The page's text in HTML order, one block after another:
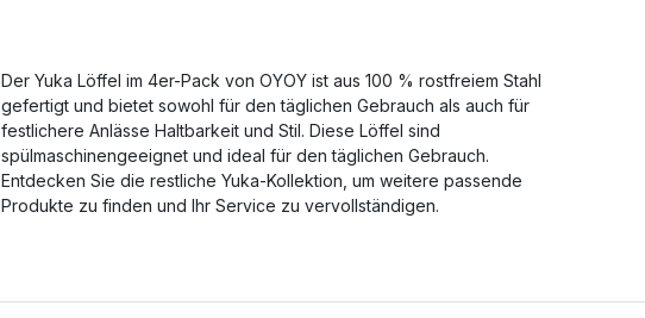
Der Yuka Löffel im 4er-Pack von OYOY ist aus 100 % rostfreiem Stahl
gefertigt und bietet sowohl für den täglichen Gebrauch als auch für
festlichere Anlässe Haltbarkeit und Stil. Diese Löffel sind
spülmaschinengeeignet und ideal für den täglichen Gebrauch.
Entdecken Sie die restliche Yuka-Kollektion, um weitere passende
Produkte zu finden und Ihr Service zu vervollständigen.